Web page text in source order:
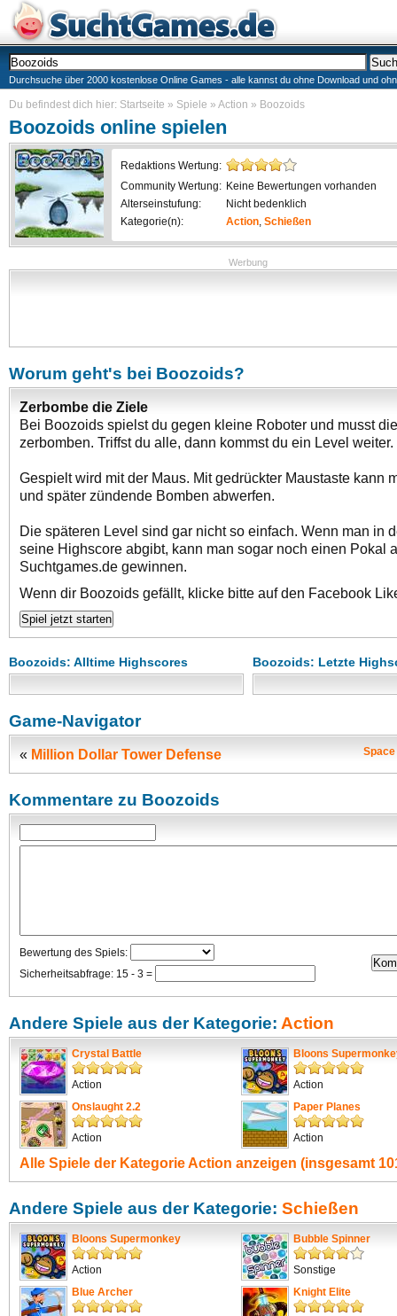
Durchsuche über 2000 kostenlose Online Games - alle kannst du ohne Download und
Du befindest dich hier: Startseite » Spiele » Action » Boozoids
Boozoids online spielen
Redaktions Wertung:
Community Wertung: Keine Bewertungen vorhanden
Alterseinstufung:
Nicht bedenklich
Kategorie(n):
Action, Schießen
Werbung
Worum geht's bei Boozoids?
Zerbombe die Ziele
Bei Boozoids spielst du gegen kleine Roboter und musst
zerbomben. Triffst du alle, dann kommst du ein Level weiter.
Gespielt wird mit der Maus. Mit gedrückter Maustaste kann
und später zündende Bomben abwerfen.
Die späteren Level sind gar nicht so einfach. Wenn man in
seine Highscore abgibt, kann man sogar noch einen Pokal
Suchtgames.de gewinnen.
Wenn dir Boozoids gefällt, klicke bitte auf den Facebook
Boozoids: Alltime Highscores Boozoids: Letzte
Game-Navigator
« Million Dollar Tower Defense
Kommentare zu Boozoids
Bewertung des Spiels:
Sicherheitsabfrage: 15 - 3 =
Andere Spiele aus der Kategorie: Action
Crystal Battle
Action
Bloons
Action
Onslaught 2.2
Action
Paper Planes
Action
Alle Spiele der KategorieAction anzeigen (insgesamt
Andere Spiele aus der Kategorie: Schießen
Bloons Supermonkey
Action
Bubble Spinner
Sonstige
Blue Archer
Knight Elite